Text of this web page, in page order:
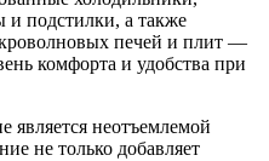
подстилки, а также
печей и плит —
комфорта и удобства при
является неотъемлемой
не только добавляет